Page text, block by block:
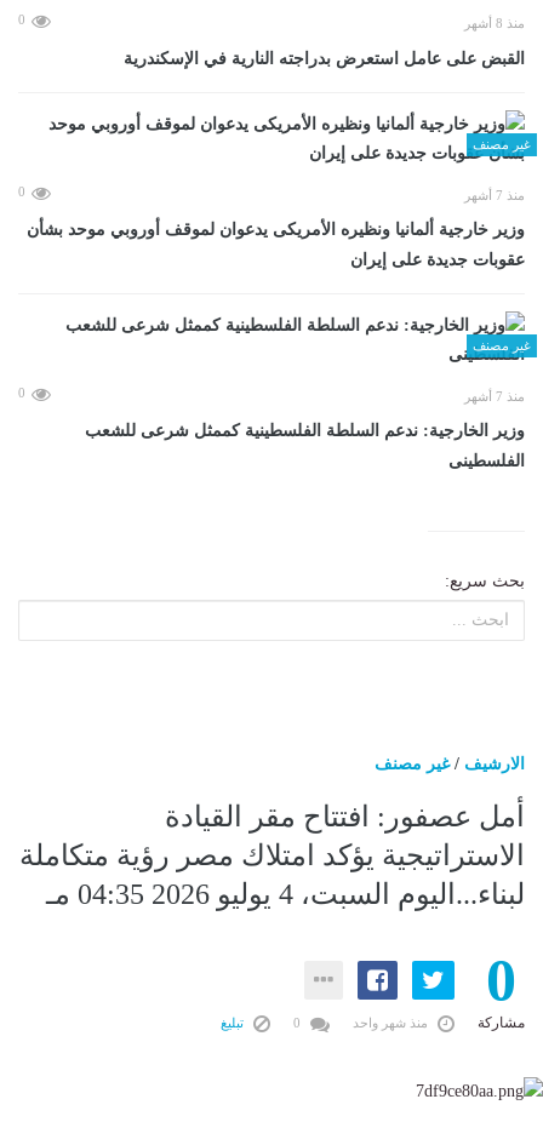
منذ 8 أشهر 0
القبض على عامل استعرض بدراجته النارية في الإسكندرية
غير مصنف
منذ 7 أشهر 0
وزير خارجية ألمانيا ونظيره الأمريكى يدعوان لموقف أوروبي موحد بشأن
عقوبات جديدة على إيران
غير مصنف
منذ 7 أشهر 0
وزير الخارجية: ندعم السلطة الفلسطينية كممثل شرعى للشعب
الفلسطينى
بحث سريع:
الارشيف /غير مصنف
أمل عصفور: افتتاح مقر القيادة
الاستراتيجية يؤكد امتلاك مصر رؤية متكاملة
لبناء...اليوم السبت، 4 يوليو 2026 04:35 مـ
0
مشاركة منذ شهر واحد تبليغ